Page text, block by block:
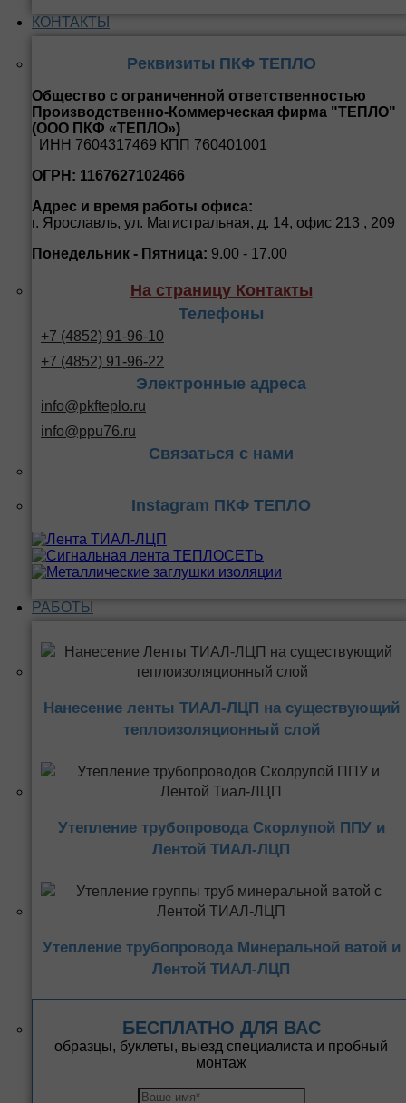
КОНТАКТЫ
Реквизиты ПКФ ТЕПЛО
Общество с ограниченной ответственностью
Производственно-Коммерческая фирма "ТЕПЛО"
(ООО ПКФ «ТЕПЛО»)
ИНН 7604317469 КПП 760401001
ОГРН: 1167627102466
Адрес и время работы офиса:
г. Ярославль, ул. Магистральная, д. 14, офис 213 , 209
Понедельник - Пятница: 9.00 - 17.00
На страницу Контакты
Телефоны
+7 (4852) 91-96-10
+7 (4852) 91-96-22
Электронные адреса
info@pkfteplo.ru
info@ppu76.ru
Связаться с нами
Instagram ПКФ ТЕПЛО
РАБОТЫ
Нанесение ленты ТИАЛ-ЛЦП на существующий
теплоизоляционный слой
Утепление трубопровода Скорлупой ППУ и
Лентой ТИАЛ-ЛЦП
Утепление трубопровода Минеральной ватой и
Лентой ТИАЛ-ЛЦП
БЕСПЛАТНО ДЛЯ ВАС
образцы, буклеты, выезд специалиста и пробный
монтаж